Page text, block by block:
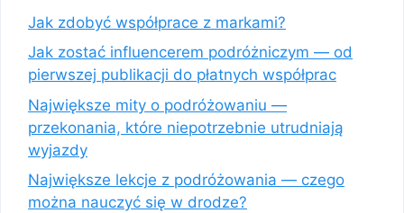
Jak zdobyć współprace z markami?
Jak zostać influencerem podróżniczym — od
pierwszej publikacji do płatnych współprac
Największe mity o podróżowaniu —
przekonania, które niepotrzebnie utrudniają
wyjazdy
Największe lekcje z podróżowania — czego
można nauczyć się w drodze?